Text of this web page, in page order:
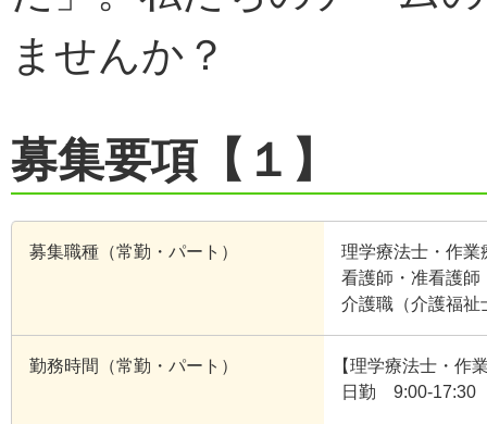
ませんか？
募集要項【１】
募集職種（常勤・パート）
理学療法士・作業
看護師・准看護師
介護職（介護福祉
勤務時間（常勤・パート）
【理学療法士・作
日勤 9:00-17:30